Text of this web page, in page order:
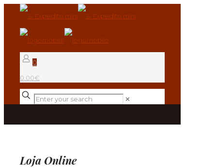
0
0.00€
✕
Loja Online